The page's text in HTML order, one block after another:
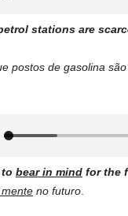
stations are
postos de gasolina
bear in mind for the
no futuro